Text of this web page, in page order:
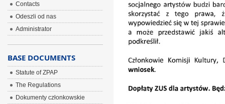
Contacts
Odeszli od nas
Administrator
BASE DOCUMENTS
Statute of ZPAP
The Regulations
Dokumenty członkowskie